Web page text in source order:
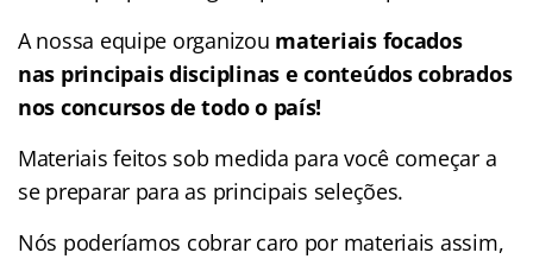
A nossa equipe organizou materiais focados
nas principais disciplinas e conteúdos cobrados
nos concursos de todo o país!
Materiais feitos sob medida para você começar a
se preparar para as principais seleções.
Nós poderíamos cobrar caro por materiais assim,